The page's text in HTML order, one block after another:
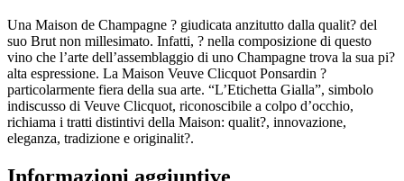
Una Maison de Champagne ? giudicata anzitutto dalla qualit? del
suo Brut non millesimato. Infatti, ? nella composizione di questo
vino che l’arte dell’assemblaggio di uno Champagne trova la sua pi?
alta espressione. La Maison Veuve Clicquot Ponsardin ?
particolarmente fiera della sua arte. “L’Etichetta Gialla”, simbolo
indiscusso di Veuve Clicquot, riconoscibile a colpo d’occhio,
richiama i tratti distintivi della Maison: qualit?, innovazione,
eleganza, tradizione e originalit?.